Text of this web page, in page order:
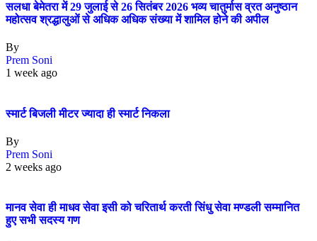
सलधा बेमेतरा में 29 जुलाई से 26 सितंबर 2026 भव्य चातुर्मास व्रत अनुष्ठान
महोत्सव श्रद्धालुओं से अधिक अधिक संख्या में शामिल होने की अपील
By
Prem Soni
1 week ago
स्मार्ट बिजली मीटर ज्यादा ही स्मार्ट निकला
By
Prem Soni
2 weeks ago
मानव सेवा ही माधव सेवा इसी को चरितार्थ करती सिंधु सेवा मण्डली सम्मानित
हुए सभी सदस्य गण